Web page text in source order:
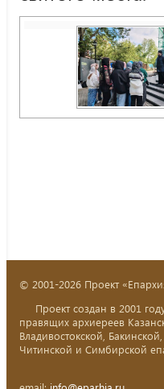
© 2001-2026 Проект
Проект создан в 2001
правящих архиереев
Владивостокской,
Читинской и Симбирской